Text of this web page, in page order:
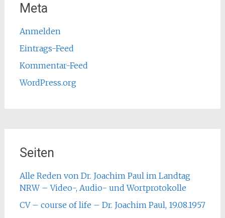
Meta
Anmelden
Eintrags-Feed
Kommentar-Feed
WordPress.org
Seiten
Alle Reden von Dr. Joachim Paul im Landtag
NRW – Video-, Audio- und Wortprotokolle
CV – course of life – Dr. Joachim Paul, 19.08.1957